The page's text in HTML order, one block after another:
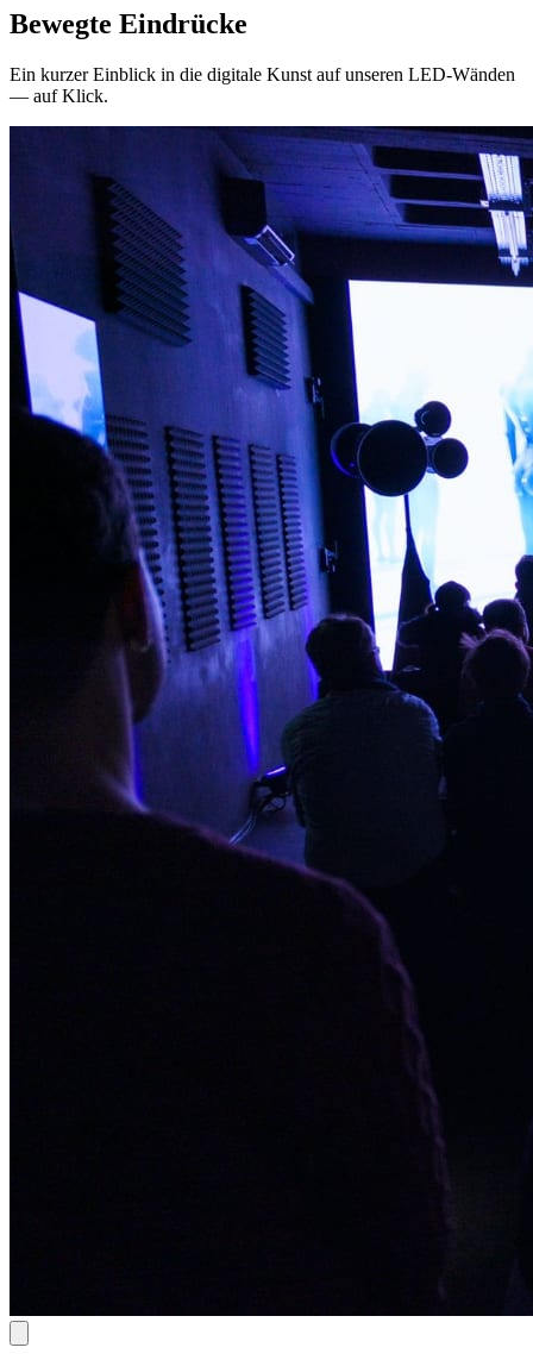
Bewegte Eindrücke
Ein kurzer Einblick in die digitale Kunst auf unseren LED-Wänden
— auf Klick.